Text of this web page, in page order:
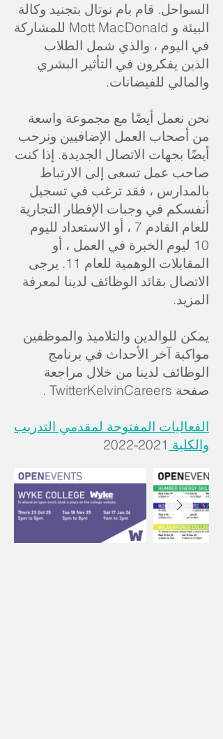
السواحل. قام بام نوتال بتجنيد وكالة
البيئة و Mott MacDonald للمشاركة
في اليوم ، والذي شمل الطلاب
الذين يفكرون في التأثير البشري
والمالي للفيضانات.
نحن نعمل أيضًا مع مجموعة واسعة
من أصحاب العمل الإضافيين ونرحب
أيضًا بجهات الاتصال الجديدة. إذا كنت
صاحب عمل تسعى إلى الارتباط
بالمدارس ، فقد ترغب في تسجيل
أنفسكم في وجبات الإفطار التجارية
للعام القادم 7 ، أو الاستعداد لليوم
10 ليوم الخبرة في العمل ، أو
المقابلات الوهمية للعام 11. يرجى
الاتصال بقائد الوظائف لدينا لمعرفة
المزيد.
يمكن للوالدين والتلاميذ والموظفين
مواكبة آخر الأحداث في برنامج
الوظائف لدينا من خلال مراجعة
صفحة TwitterKelvinCareers
.
الفعاليات المفتوحة لمقدمي التدريب
والكلية 2021-2022